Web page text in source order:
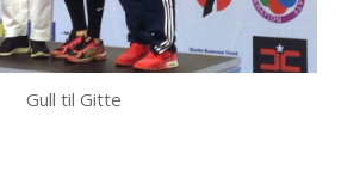
Gull til Gitte